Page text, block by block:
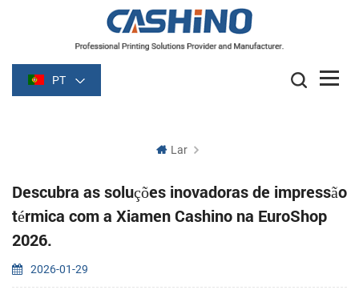
PT
Lar
Descubra as soluções inovadoras de impressão
térmica com a Xiamen Cashino na EuroShop
2026.
2026-01-29